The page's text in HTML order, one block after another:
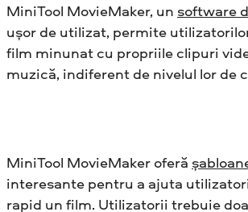
MiniTool MovieMaker, un software
ușor de utilizat, permite
film minunat cu propriile clipuri
muzică, indiferent de nivelul lor de
MiniTool MovieMaker oferă
interesante pentru a ajuta
rapid un film. Utilizatorii trebuie